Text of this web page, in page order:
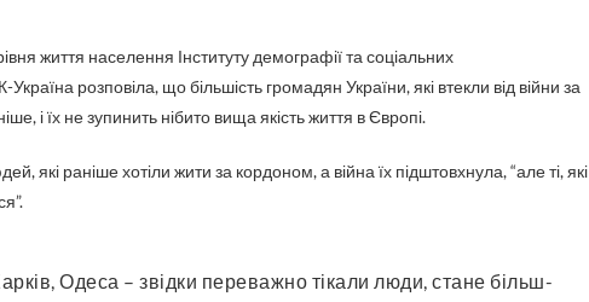
життя населення Інституту демографії та соціальних
Україна розповіла, що більшість громадян України, які втекли від війни за
і їх не зупинить нібито вища якість життя в Європі.
які раніше хотіли жити за кордоном, а війна їх підштовхнула, “але ті, які